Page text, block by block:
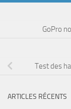
GoPro
Test des
ARTICLES RÉCENTS